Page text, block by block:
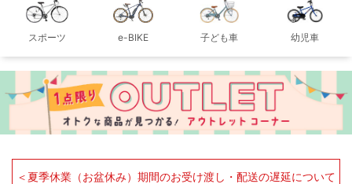
スポーツ e-BIKE 子ども車 幼児車
＜夏季休業（お盆休み）期間のお受け渡し・配送の遅延について